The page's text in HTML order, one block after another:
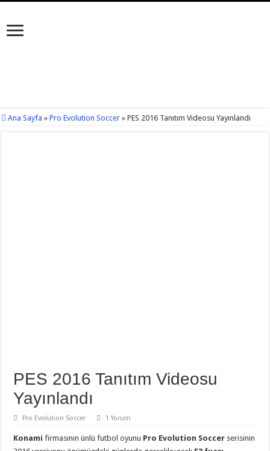
Ana Sayfa » Pro Evolution Soccer » PES 2016 Tanıtım Videosu Yayınlandı
PES 2016 Tanıtım Videosu
Yayınlandı
Pro Evolution Soccer 1 Yorum
Konami firmasının ünlü futbol oyunu Pro Evolution Soccer serisinin